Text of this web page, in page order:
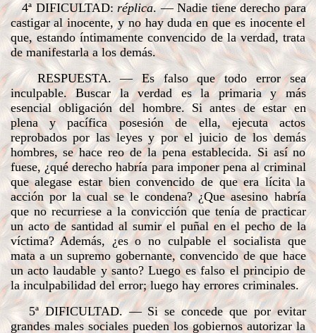
4ª DIFICULTAD: réplica. — Nadie tiene derecho para
castigar al inocente, y no hay duda en que es inocente el
que, estando íntimamente convencido de la verdad, trata
de manifestarla a los demás.
RESPUESTA. — Es falso que todo error sea
inculpable. Buscar la verdad es la primaria y más
esencial obligación del hombre. Si antes de estar en
plena y pacífica posesión de ella, ejecuta actos
reprobados por las leyes y por el juicio de los demás
hombres, se hace reo de la pena establecida. Si así no
fuese, ¿qué derecho habría para imponer pena al criminal
que alegase estar bien convencido de que era lícita la
acción por la cual se le condena? ¿Que asesino habría
que no recurriese a la convicción que tenía de practicar
un acto de santidad al sumir el puñal en el pecho de la
víctima? Además, ¿es o no culpable el socialista que
mata a un supremo gobernante, convencido de que hace
un acto laudable y santo? Luego es falso el principio de
la inculpabilidad del error; luego hay errores criminales.
5ªDIFICULTAD. — Si se concede que por evitar
grandes males sociales pueden los gobiernos autorizar la